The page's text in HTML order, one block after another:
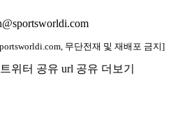
무단전재 및 재배포 금지]
트위터 공유 url 공유 더보기